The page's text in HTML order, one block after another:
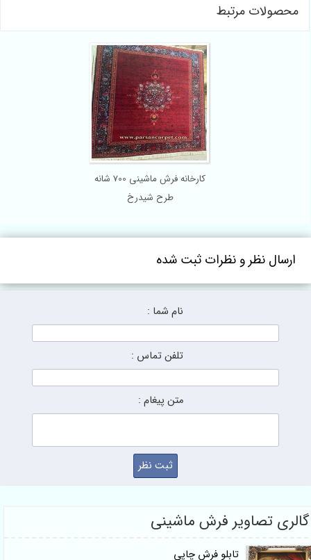
محصولات مرتبط
کارخانه فرش ماشینی 700 شانه
طرح شیدرخ
ارسال نظر و نظرات ثبت شده
نام شما :
تلفن تماس :
متن پیغام :
تصاویر فرش ماشینی
تابلو فرش چاپی